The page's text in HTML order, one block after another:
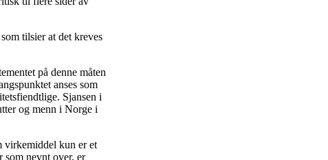
tilsier at det kreves
på denne måten
anses som
Sjansen i
og menn i Norge i
virkemiddel kun er et
som nevnt over, er